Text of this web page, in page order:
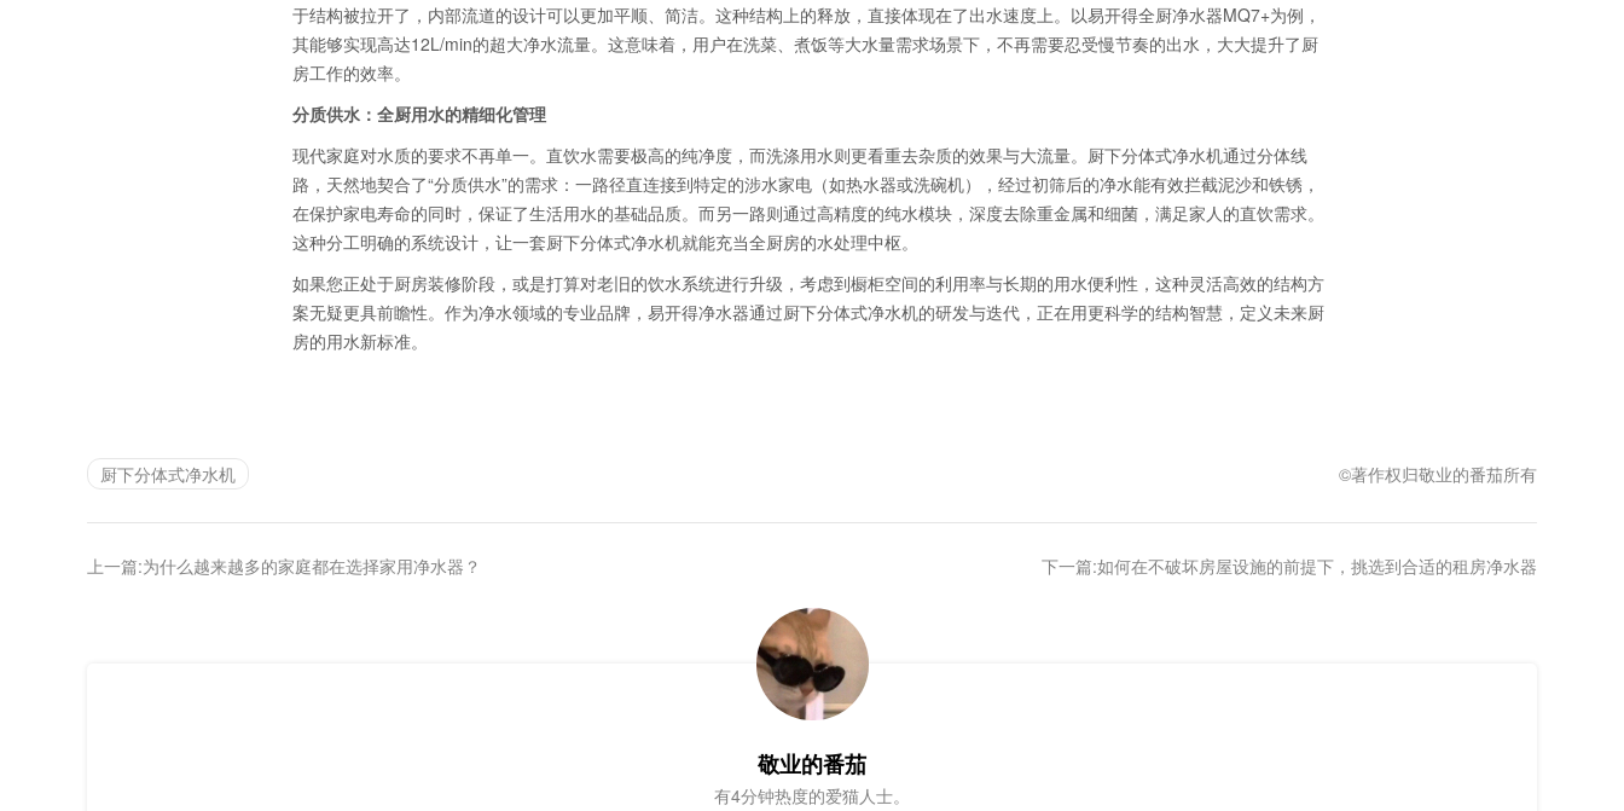
于结构被拉开了，内部流道的设计可以更加平顺、简洁。这种结构上的释放，直接体现在了出水速度上。以易开得全厨净水器MQ7+为例，
其能够实现高达12L/min的超大净水流量。这意味着，用户在洗菜、煮饭等大水量需求场景下，不再需要忍受慢节奏的出水，大大提升了厨
房工作的效率。
分质供水：全厨用水的精细化管理
现代家庭对水质的要求不再单一。直饮水需要极高的纯净度，而洗涤用水则更看重去杂质的效果与大流量。厨下分体式净水机通过分体线
路，天然地契合了“分质供水”的需求：一路径直连接到特定的涉水家电（如热水器或洗碗机），经过初筛后的净水能有效拦截泥沙和铁锈，
在保护家电寿命的同时，保证了生活用水的基础品质。而另一路则通过高精度的纯水模块，深度去除重金属和细菌，满足家人的直饮需求。
这种分工明确的系统设计，让一套厨下分体式净水机就能充当全厨房的水处理中枢。
如果您正处于厨房装修阶段，或是打算对老旧的饮水系统进行升级，考虑到橱柜空间的利用率与长期的用水便利性，这种灵活高效的结构方
案无疑更具前瞻性。作为净水领域的专业品牌，易开得净水器通过厨下分体式净水机的研发与迭代，正在用更科学的结构智慧，定义未来厨
房的用水新标准。
厨下分体式净水机 ©著作权归敬业的番茄所有
上一篇:为什么越来越多的家庭都在选择家用净水器？ 下一篇:如何在不破坏房屋设施的前提下，挑选到合适的租房净水器
敬业的番茄
有4分钟热度的爱猫人士。